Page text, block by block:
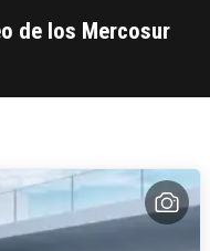
de los Mercosur